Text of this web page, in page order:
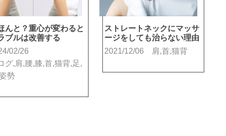
んと？重心が変わると
ブルは改善する
02/26
グ,肩,腰,膝,首,猫背,足,
勢
ストレートネックにマッサ
ージをしても治らない理由
2021/12/06
肩,首,猫背